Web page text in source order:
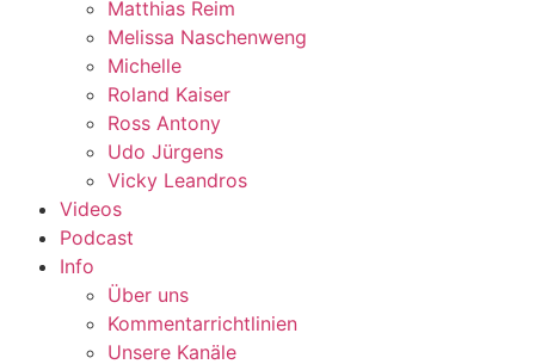
Matthias Reim
Melissa Naschenweng
Michelle
Roland Kaiser
Ross Antony
Udo Jürgens
Vicky Leandros
Videos
Podcast
Info
Über uns
Kommentarrichtlinien
Unsere Kanäle